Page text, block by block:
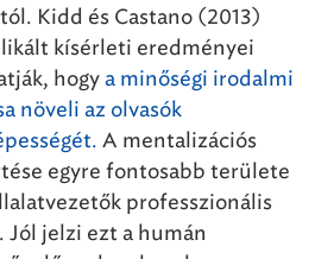
Kidd és Castano (2013)
kísérleti eredményei
hogy a minőségi irodalmi
növeli az olvasók
A mentalizációs
egyre fontosabb területe
professzionális
Jól jelzi ezt a humán